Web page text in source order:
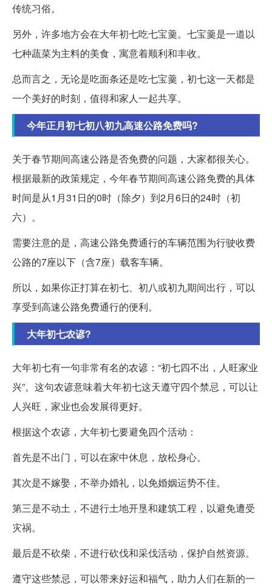
传统习俗。
另外，许多地方会在大年初七吃七宝羹。七宝羹是一道以
七种蔬菜为主料的美食，寓意着顺利和丰收。
总而言之，无论是吃面条还是吃七宝羹，初七这一天都是
一个美好的时刻，值得和家人一起共享。
今年正月初七初八初九高速公路免费吗?
关于春节期间高速公路是否免费的问题，大家都很关心。
根据最新的政策规定，今年春节期间高速公路免费的具体
时间是从1月31日的0时（除夕）到2月6日的24时（初
六）。
需要注意的是，高速公路免费通行的车辆范围为行驶收费
公路的7座以下（含7座）载客车辆。
所以，如果你正打算在初七、初八或初九期间出行，可以
享受到高速公路免费通行的便利。
大年初七农谚?
大年初七有一句非常有名的农谚：“初七四不出，人旺家业
兴”。这句农谚意味着大年初七这天遵守四个禁忌，可以让
人兴旺，家业也会发展得更好。
根据这个农谚，大年初七要避免四个活动：
首先是不出门，可以在家中休息，放松身心。
其次是不嫁娶，不举办婚礼，以免婚姻运势不佳。
第三是不动土，不进行土地开垦和建筑工程，以避免遭受
灾祸。
最后是不砍柴，不进行砍伐和采伐活动，保护自然资源。
遵守这些禁忌，可以带来好运和福气，助力人们在新的一